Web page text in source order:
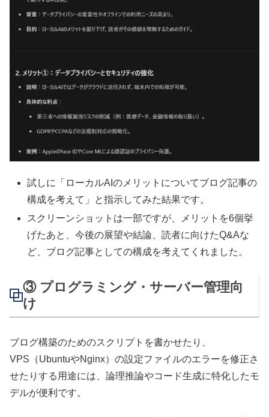
試しに「ローカルAIのメリットについてブログ記事の
構成を考えて」と指示してみた結果です。
スクリーンショットは一部ですが、メリットを6個挙
げたあと、今後の展望や結論、読者に向けたQ&Aな
ど、ブログ記事としての構成を考えてくれました。
③ プログラミング・サーバー管理向
け
ブログ構築のためのスクリプトを書かせたり、
VPS（UbuntuやNginx）の設定ファイルのエラーを修正さ
せたりする用途には、論理推論やコード生成に特化したモ
デルが便利です。